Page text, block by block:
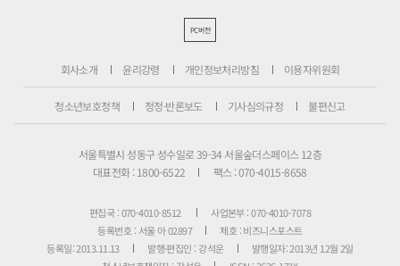
PC버전
회사소개 윤리강령 개인정보처리방침 이용자위원회
청소년보호정책 정정·반론보도 기사심의규정 불편신고
서울특별시 성동구 성수일로 39-34 서울숲더스페이스 12층
대표전화 : 1800-6522
팩스 : 070-4015-8658
편집국 : 070-4010-8512
사업본부 : 070-4010-7078
등록번호 : 서울 아 02897
제호 : 비즈니스포스트
등록일: 2013.11.13
발행·편집인 : 강석운
발행일자: 2013년 12월 2일